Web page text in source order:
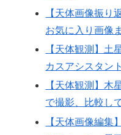
【天体画像振り
お気に入り画像
【天体観測】土
カスアシスタン
【天体観測】木
で撮影、比較し
【天体画像編集